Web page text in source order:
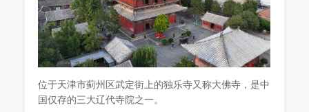
位于天津市蓟州区武定街上的独乐寺又称大佛寺，是中
国仅存的三大辽代寺院之一。